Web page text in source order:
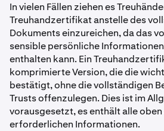
In vielen Fällen ziehen es
Treuhandzertifikat anstelle des
Dokuments einzureichen, da das
sensible persönliche
enthalten kann. Ein
komprimierte Version, die die
bestätigt, ohne die vollständigen
Trusts offenzulegen. Dies ist im
vorausgesetzt, es enthält alle
erforderlichen Informationen.